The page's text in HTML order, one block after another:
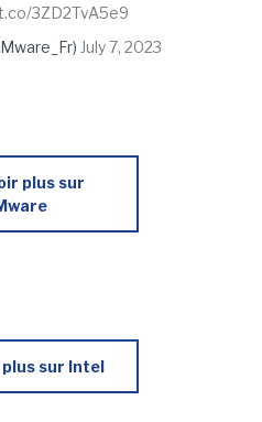
3ZD2TvA5e9
July 7, 2023
plus sur
plus sur Intel